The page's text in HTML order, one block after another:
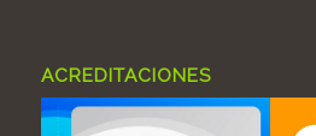
ACREDITACIONES